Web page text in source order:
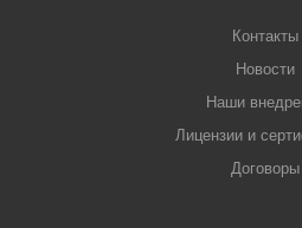
Контакты
Новости
Наши
Лицензии и
Договоры